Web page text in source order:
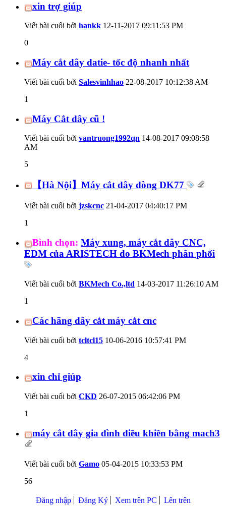
xin trợ giúp
Viết bài cuối bởi hankk 12-11-2017 09:11:53 PM
0
Máy cắt dây datie- tốc độ nhanh nhất
Viết bài cuối bởi Salesvinhhao 22-08-2017 10:12:38 AM
1
Máy Cắt dây cũ !
Viết bài cuối bởi vantruong1992qn 14-08-2017 09:08:58
AM
5
【Hà Nội】Máy cắt dây dòng DK77
Viết bài cuối bởi jzskcnc 21-04-2017 04:40:17 PM
1
Bình chọn: Máy xung, máy cắt dây CNC,
EDM của ARISTECH do BKMech phân phối
Viết bài cuối bởi BKMech Co.,ltd 14-03-2017 11:26:10 AM
1
Các hãng dây cắt máy cắt cnc
Viết bài cuối bởi tcltcl15 10-06-2016 10:57:41 PM
4
xin chỉ giúp
Viết bài cuối bởi CKD 26-07-2015 06:42:06 PM
1
máy cắt dây gia đình điều khiền bằng mach3
Viết bài cuối bởi Gamo 05-04-2015 10:33:53 PM
56
Đăng nhập Đăng Ký Xem trên PC Lên trên